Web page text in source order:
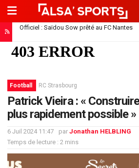
Officiel : Saïdou Sow prêté au FC Nantes
Football RC Strasbourg
Patrick Vieira : «
plus rapidement possible »
6 Juil 2024 11:47 par Jonathan HELBLING
Temps de lecture : 2 mins